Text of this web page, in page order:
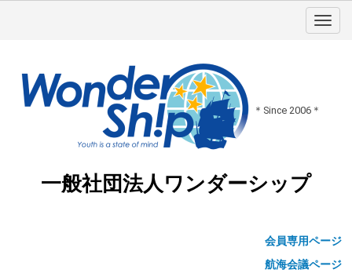
＊Since 2006＊
一般社団法人ワンダーシップ
会員専用ページ
航海会議ページ